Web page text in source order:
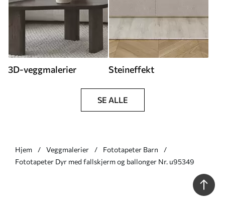
3D-veggmalerier Steineffekt
SE ALLE
Hjem Veggmalerier
Fototapeter Barn
Fototapeter Dyr med fallskjerm og ballonger Nr. u95349